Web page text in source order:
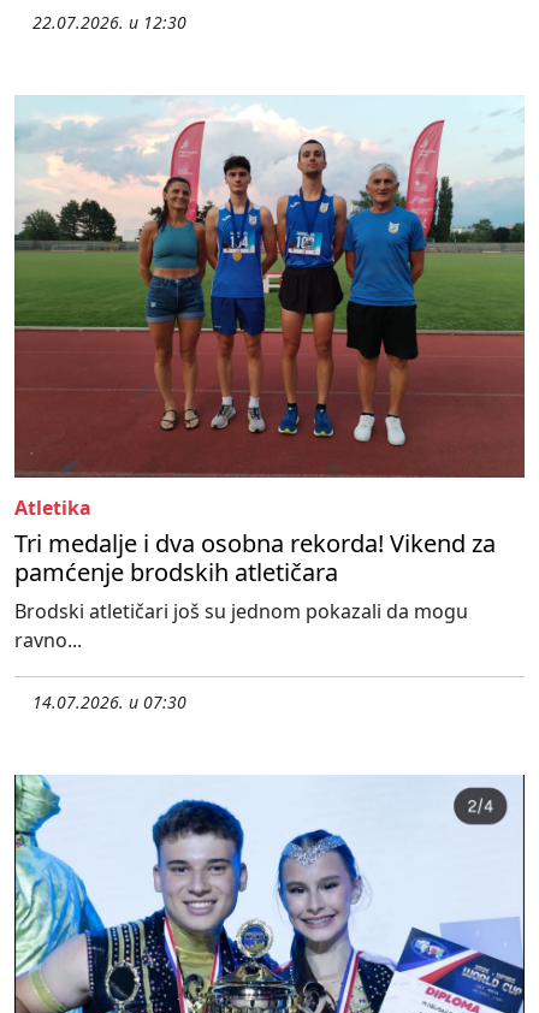
22.07.2026. u 12:30
Atletika
Tri medalje i dva osobna rekorda! Vikend za
pamćenje brodskih atletičara
Brodski atletičari još su jednom pokazali da mogu
ravno...
14.07.2026. u 07:30